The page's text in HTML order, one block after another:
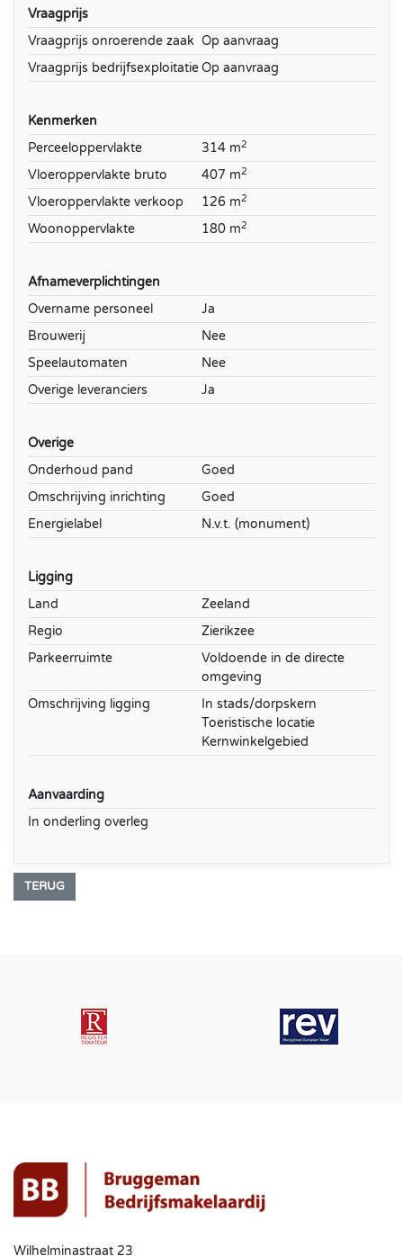
Vraagprijs
Vraagprijs onroerende zaak Op aanvraag
Vraagprijs bedrijfsexploitatieOp aanvraag
Kenmerken
Perceeloppervlakte
314 m2
Vloeroppervlakte bruto 407 m2
Vloeroppervlakte verkoop 126 m2
Woonoppervlakte 180 m2
Afnameverplichtingen
Overname personeel
Ja
Brouwerij
Nee
Speelautomaten
Nee
Overige leveranciers
Ja
Overige
Onderhoud pand
Goed
Omschrijving inrichting
Goed
Energielabel
N.v.t. (monument)
Ligging
Land
Zeeland
Regio
Zierikzee
Parkeerruimte
Voldoende in de directe
omgeving
Omschrijving ligging
In stads/dorpskern
Toeristische locatie
Kernwinkelgebied
Aanvaarding
In onderling overleg
TERUG
Wilhelminastraat 23